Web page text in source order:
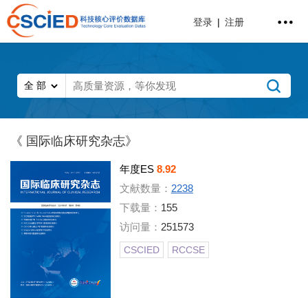
登录 | 注册
《 国际临床研究杂志》
年度ES 8.92
文献数量： 2238
下载量： 155
访问量： 251573
CSCIED RCCSE